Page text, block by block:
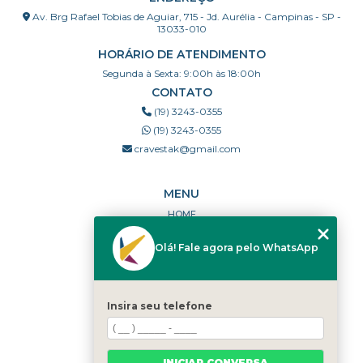
Av. Brg Rafael Tobias de Aguiar, 715 - Jd. Aurélia - Campinas - SP -
13033-010
HORÁRIO DE ATENDIMENTO
Segunda à Sexta: 9:00h às 18:00h
CONTATO
(19) 3243-0355
(19) 3243-0355
cravestak@gmail.com
MENU
HOME
PORTFÓLIO
DÚVIDAS FREQUENTES
CATEGORIAS
MAPA DO SITE
Olá! Fale agora pelo WhatsApp
Insira seu telefone